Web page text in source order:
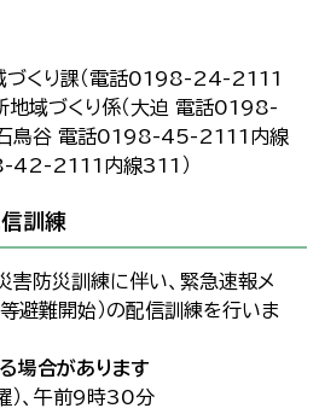
づくり課（電話0198-24-2111
地域づくり係（大迫 電話0198-
鳥谷 電話0198-45-2111内線
42-2111内線311）
訓練
害防災訓練に伴い、緊急速報メ
避難開始）の配信訓練を行いま
場合があります
）、午前9時30分